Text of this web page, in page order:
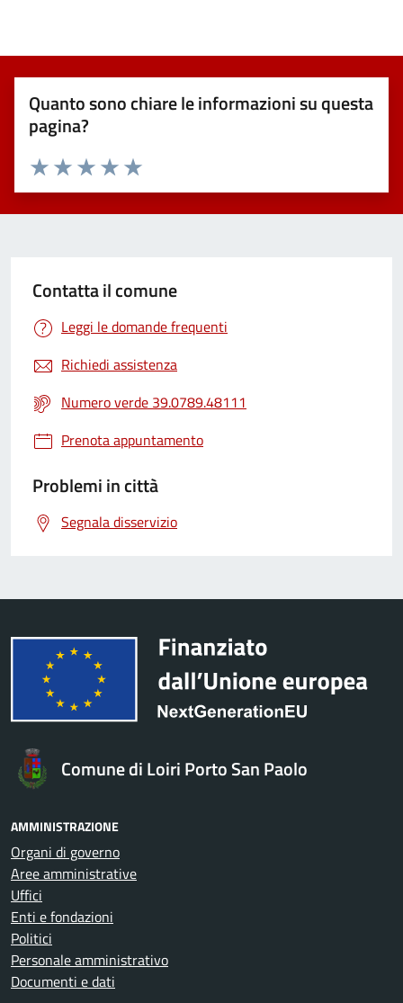
Quanto sono chiare le informazioni su questa
pagina?
Valuta 5 stelle su 5
Valuta 4 stelle su 5
Valuta 3 stelle su 5
Valuta 2 stelle su 5
Valuta 1 stelle su 5
Contatta il comune
Leggi le domande frequenti
Richiedi assistenza
Numero verde 39.0789.48111
Prenota appuntamento
Problemi in città
Segnala disservizio
Comune di Loiri Porto San Paolo
AMMINISTRAZIONE
Organi di governo
Aree amministrative
Uffici
Enti e fondazioni
Politici
Personale amministrativo
Documenti e dati